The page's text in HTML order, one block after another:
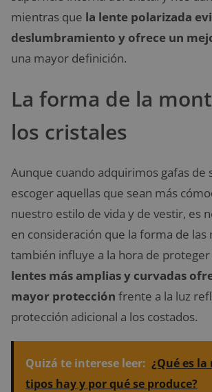
mientras que la lente polarizada
deslumbramiento y ofrece un
una mayor definición.
La forma de la
los cristales
Aunque cuando adquirimos gafas de
escoger aquellas que sean más
nuestro estilo de vida y de vestir, es
en consideración que la forma de las
también influye a la hora de proteger
lentes más amplias y curvadas
mayor protección frente a la luz
protección adicional a los costados.
Quizá te interese leer: ¿Qué es
tipos hay y por qué se produce?